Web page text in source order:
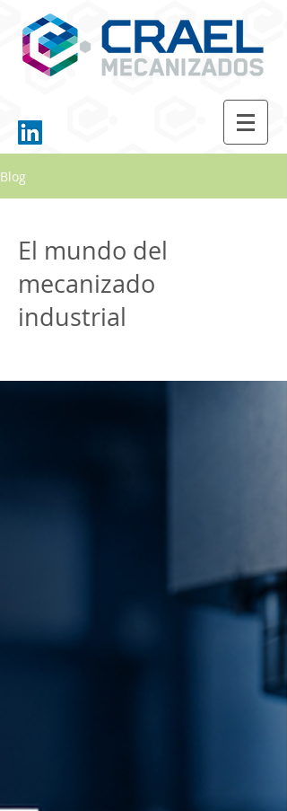
Blog
El mundo del
mecanizado
industrial